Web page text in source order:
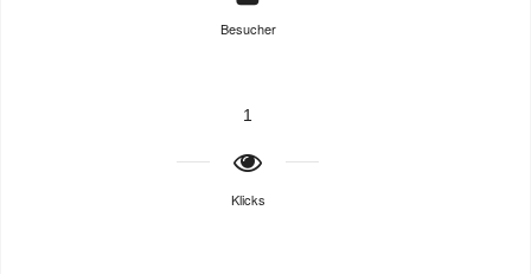
Besucher
1
Klicks